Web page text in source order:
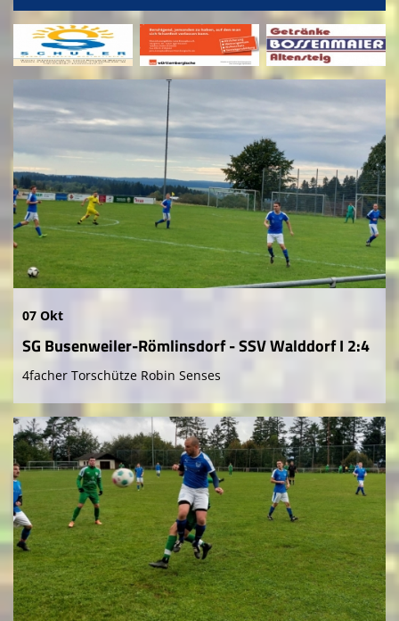
07 Okt
SG Busenweiler-Römlinsdorf - SSV Walddorf I 2:4
4facher Torschütze Robin Senses